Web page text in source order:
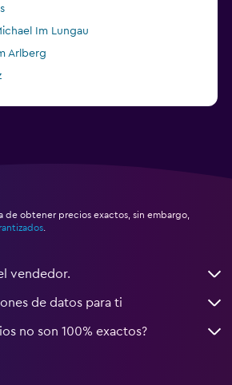
Im Lungau
Arlberg
de obtener precios exactos, sin embargo,
vendedor.
de datos para ti
no son 100% exactos?